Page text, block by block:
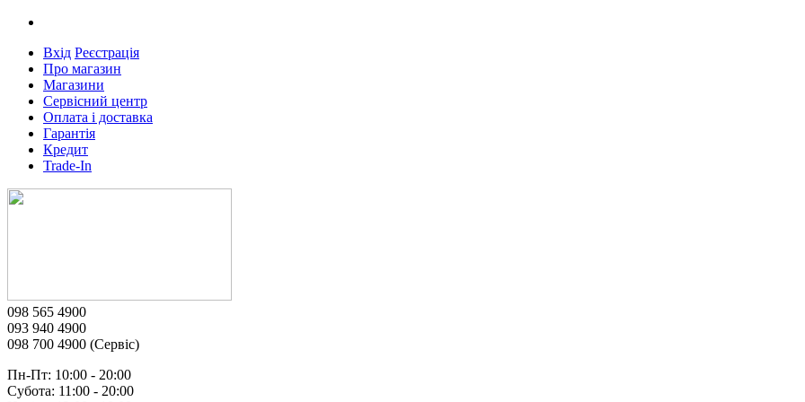
Вхід Реєстрація
Про магазин
Магазини
Сервісний центр
Оплата і доставка
Гарантія
Кредит
Trade-In
098 565 4900
093 940 4900
098 700 4900 (Сервіс)
Пн-Пт: 10:00 - 20:00
Субота: 11:00 - 20:00